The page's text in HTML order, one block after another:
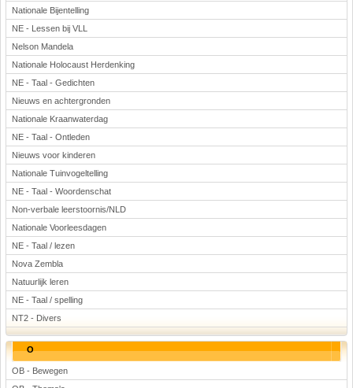
Nationale Bijentelling
NE - Lessen bij VLL
Nelson Mandela
Nationale Holocaust Herdenking
NE - Taal - Gedichten
Nieuws en achtergronden
Nationale Kraanwaterdag
NE - Taal - Ontleden
Nieuws voor kinderen
Nationale Tuinvogeltelling
NE - Taal - Woordenschat
Non-verbale leerstoornis/NLD
Nationale Voorleesdagen
NE - Taal / lezen
Nova Zembla
Natuurlijk leren
NE - Taal / spelling
NT2 - Divers
O
OB - Bewegen